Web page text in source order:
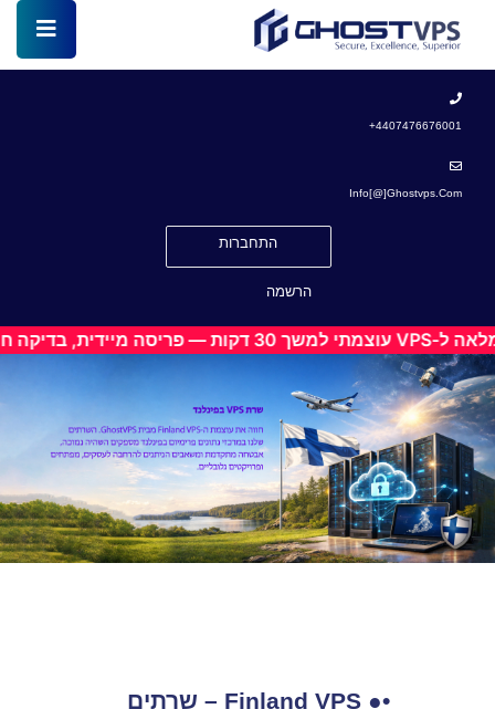
4407476676001+
Info[@]ghostvps.com
התחברות
הרשמה
•● Finland VPS – שרתים